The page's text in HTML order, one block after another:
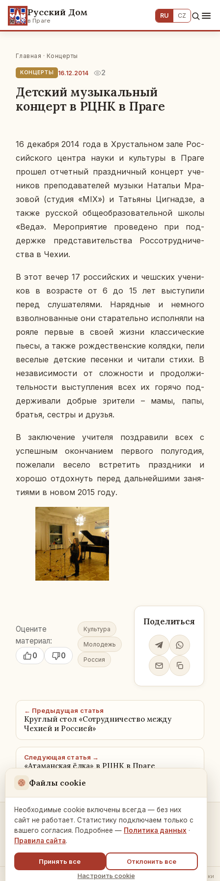
Русский Дом
в Праге
RU CZ
Главная · Концерты
КОНЦЕРТЫ 16.12.2014 2
Детский музыкальный
концерт в РЦНК в Праге
16 де­каб­ря 2014 года в Хру­сталь­ном зале Рос­
сий­ско­го центра науки и куль­ту­ры в Праге
прошел от­чет­ный празд­нич­ный кон­церт уче­
ни­ков пре­по­да­ва­те­лей музыки На­та­льи Мра­
зо­вой (студия «MIX») и Та­тья­ны Циг­над­зе, а
также рус­скойоб­ще­об­ра­зо­ва­тель­ной школы
«Веда». Ме­ро­при­я­тие про­ве­де­но при под­
держ­ке пред­ста­ви­тель­ства Рос­со­труд­ни­че­
ства в Чехии.
В этот вечер 17 рос­сий­ских и чеш­ских уче­ни­
ков в воз­расте от 6 до 15 лет вы­сту­пи­ли
перед слу­ша­те­ля­ми. На­ряд­ные и немно­го
взвол­но­ван­ные они ста­ра­тель­но ис­пол­ня­ли на
рояле первые в своей жизни клас­си­че­ские
пьесы, а также рож­де­ствен­ские ко­ляд­ки, пели
ве­се­лые дет­ские пе­сен­ки и читали стихи. В
неза­ви­си­мо­сти от слож­но­сти и про­дол­жи­
тель­но­сти вы­ступ­ле­ния всех их горячо под­
дер­жи­ва­ли добрые зри­те­ли – мамы, папы,
братья, сестры и друзья.
В за­клю­че­ние учи­те­ля по­здра­ви­ли всех с
успеш­ным окон­ча­ни­ем пер­во­го по­лу­го­дия,
по­же­ла­ли весело встре­тить празд­ни­ки и
хорошо от­дох­нуть перед даль­ней­ши­ми за­ня­
ти­я­ми в новом 2015 году.
Оцените
материал:
0
0
Культура
Молодежь
Россия
Поделиться
← Предыдущая статья
Круглый стол «Сотрудничество между
Чехией и Россией»
Следующая статья →
«Атаманская ёлка» в РЦНК в Праге
Контакты и связь →
© 2026 Русский Дом в Праге ·Политика обработки данных Настройки
Файлы cookie
Необходимые cookie включены всегда — без них
сайт не работает. Статистику подключаем только с
вашего согласия. Подробнее — Политика данных ·
Правила сайта.
Принять все
Отклонить все
Настроить cookie